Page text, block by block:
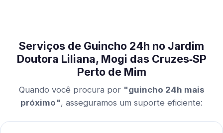
Serviços de Guincho 24h no Jardim
Doutora Liliana, Mogi das Cruzes‑SP
Perto de Mim
Quando você procura por "guincho 24h mais
próximo", asseguramos um suporte eficiente: